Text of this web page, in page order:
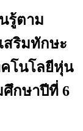
รู้ตาม
สริมทักษะ
คโนโลยีหุ่น
กษาปีที่ 6